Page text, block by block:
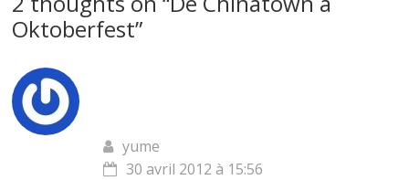
Oktoberfest”
yume
30 avril 2012 à 15:56